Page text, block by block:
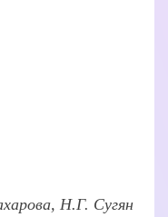
Н.Г. Сугян